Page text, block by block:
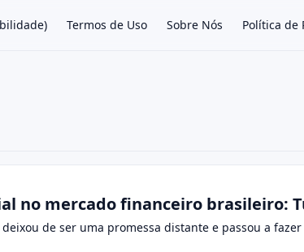
Termos de Uso Sobre Nós Política de
no mercado financeiro brasileiro:
de ser uma promessa distante e passou a